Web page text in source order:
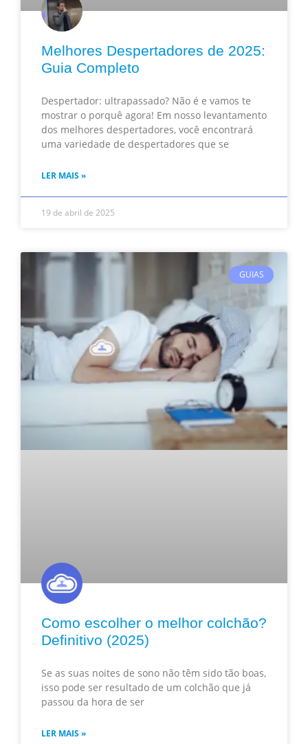
Melhores Despertadores de 2025:
Guia Completo
Despertador: ultrapassado? Não é e vamos te
mostrar o porquê agora! Em nosso levantamento
dos melhores despertadores, você encontrará
uma variedade de despertadores que se
LER MAIS »
19 de abril de 2025
GUIAS
Como escolher o melhor colchão?
Definitivo (2025)
Se as suas noites de sono não têm sido tão boas,
isso pode ser resultado de um colchão que já
passou da hora de ser
LER MAIS »